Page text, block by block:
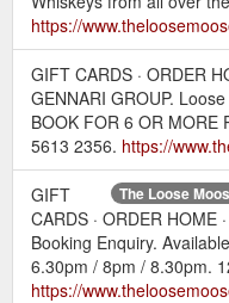
https://
GIFT CARDS · ORDER
GENNARI GROUP.
BOOK FOR 6 OR MORE
5613 2356. https://
The Loose
GIFT
CARDS · ORDER HOME
Booking Enquiry.
6.30pm / 8pm / 8.30pm.
https://